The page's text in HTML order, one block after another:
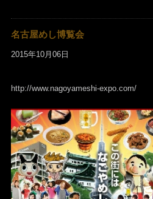
名古屋めし博覧会
2015年10月06日
http://www.nagoyameshi-expo.com/